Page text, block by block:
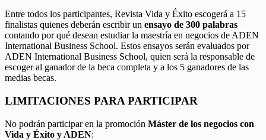
Entre todos los participantes, Revista Vida y Éxito escogerá a 15
finalistas quienes deberán escribir un ensayo de 300 palabras
contando por qué desean estudiar la maestría en negocios de ADEN
International Business School. Estos ensayos serán evaluados por
ADEN International Business School, quien será la responsable de
escoger al ganador de la beca completa y a los 5 ganadores de las
medias becas.
LIMITACIONES PARA PARTICIPAR
No podrán participar en la promoción Máster de los negocios con
Vida y Éxito y ADEN: